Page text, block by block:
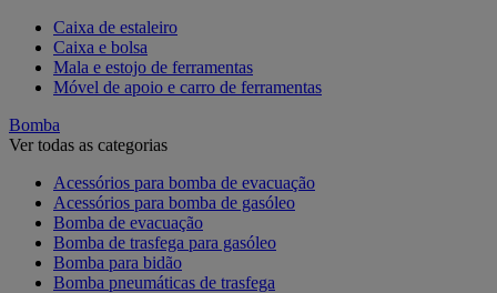
Caixa de estaleiro
Caixa e bolsa
Mala e estojo de ferramentas
Móvel de apoio e carro de ferramentas
Bomba
Ver todas as categorias
Acessórios para bomba de evacuação
Acessórios para bomba de gasóleo
Bomba de evacuação
Bomba de trasfega para gasóleo
Bomba para bidão
Bomba pneumáticas de trasfega